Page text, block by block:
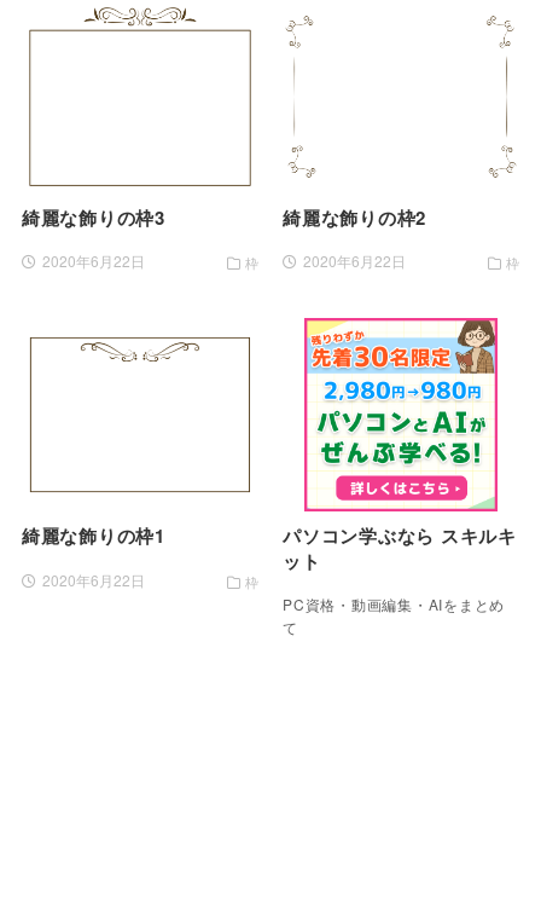
綺麗な飾りの枠3
2020年6月22日 枠
綺麗な飾りの枠2
2020年6月22日 枠
綺麗な飾りの枠1
2020年6月22日 枠
パソコン学ぶなら スキルキ
ット
PC資格・動画編集・AIをまとめ
て